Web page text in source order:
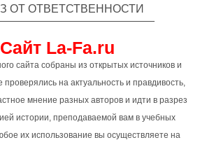
ОТ ОТВЕТСТВЕННОСТИ
Сайт La-Fa.ru
сайта собраны из открытых источников и
проверялись на актуальность и правдивость,
мнение разных авторов и идти в разрез
истории, преподаваемой вам в учебных
их использование вы осуществляете на